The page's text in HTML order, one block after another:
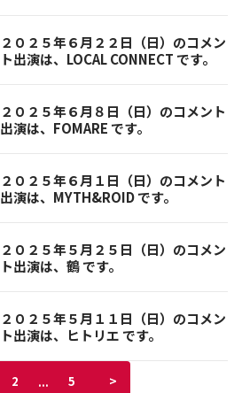
２０２５年６月２２日（日）のコメン
ト出演は、LOCAL CONNECT です。
２０２５年６月８日（日）のコメント
出演は、FOMARE です。
２０２５年６月１日（日）のコメント
出演は、MYTH&ROID です。
２０２５年５月２５日（日）のコメン
ト出演は、鶴 です。
２０２５年５月１１日（日）のコメン
ト出演は、ヒトリエ です。
2 ... 5 >